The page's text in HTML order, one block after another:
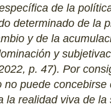
de la
determinado de la
y de la
y
p. 47). Por
no puede concebirse
la realidad viva de la